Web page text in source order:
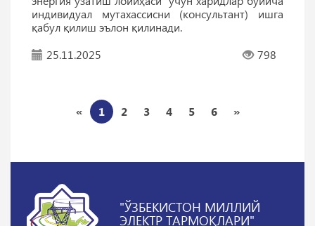
индивидуал мутахассисни (консультант) ишга
қабул қилиш эълон қилинади.
25.11.2025
798
« 1 2 3 4 5 6 »
"ЎЗБЕКИСТОН МИЛЛИЙ
ЭЛЕКТР ТАРМОҚЛАРИ"